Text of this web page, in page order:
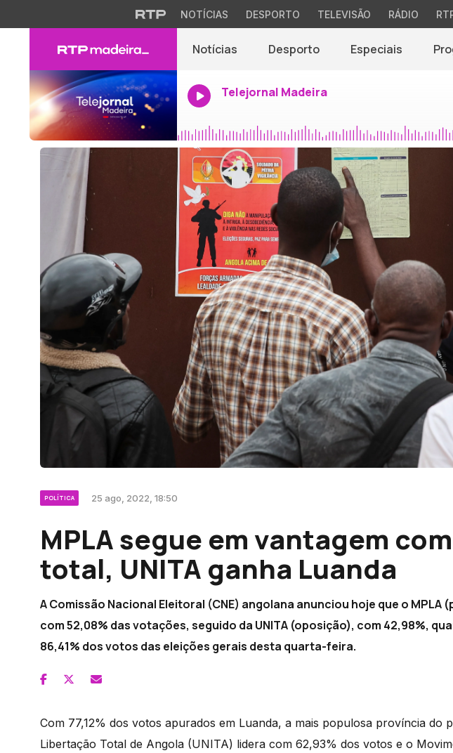
NOTÍCIAS DESPORTO TELEVISÃO RÁDIO
Notícias Desporto Especiais
Telejornal Madeira
POLÍTICA 25 ago, 2022, 18:50
MPLA segue em vantagem
total, UNITA ganha Luanda
A Comissão Nacional Eleitoral (CNE) angolana anunciou hoje que o MPLA
com 52,08% das votações, seguido da UNITA (oposição), com 42,98%,
86,41% dos votos das eleições gerais desta quarta-feira.
Com 77,12% dos votos apurados em Luanda, a mais populosa província do
Libertação Total de Angola (UNITA) lidera com 62,93% dos votos e o